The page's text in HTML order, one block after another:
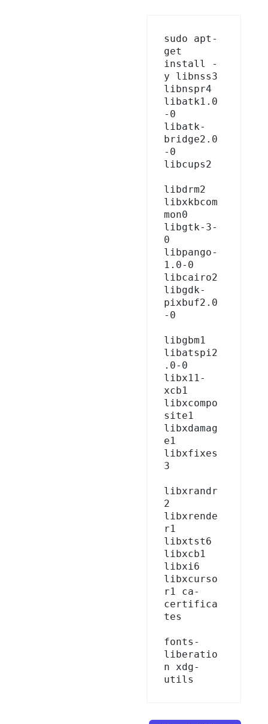
sudo apt-
get
install -
y libnss3
libnspr4
libatk1.0
-0
libatk-
bridge2.0
-0
libcups2
libdrm2
libxkbcom
mon0
libgtk-3-
0
libpango-
1.0-0
libcairo2
libgdk-
pixbuf2.0
-0
libgbm1
libatspi2
.0-0
libx11-
xcb1
libxcompo
site1
libxdamag
e1
libxfixes
3
libxrandr
2
libxrende
r1
libxtst6
libxcb1
libxi6
libxcurso
r1 ca-
certifica
tes
fonts-
liberatio
n xdg-